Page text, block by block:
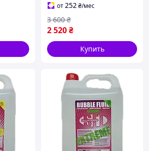
от252₴/мес
2 520₴
3 600 ₴
Купить